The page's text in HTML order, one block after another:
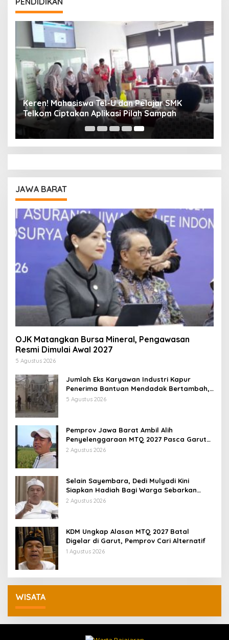
Keren! Mahasiswa Tel-U dan Pelajar SMK
Telkom Ciptakan Aplikasi Pilah Sampah
JAWA BARAT
OJK Matangkan Bursa Mineral, Pengawasan
Resmi Dimulai Awal 2027
5 Agustus 2026
Jumlah Eks Karyawan Industri Kapur
Penerima Bantuan Mendadak Bertambah,
KDM: Kita Identifikasi
5 Agustus 2026
Pemprov Jawa Barat Ambil Alih
Penyelenggaraan MTQ 2027 Pasca Garut
Mundur Jadi Tuan Rumah
2 Agustus 2026
Selain Sayembara, Dedi Mulyadi Kini
Siapkan Hadiah Bagi Warga Sebarkan
Lokasi Penjualan Narkotika
2 Agustus 2026
KDM Ungkap Alasan MTQ 2027 Batal
Digelar di Garut, Pemprov Cari Alternatif
1 Agustus 2026
WISATA